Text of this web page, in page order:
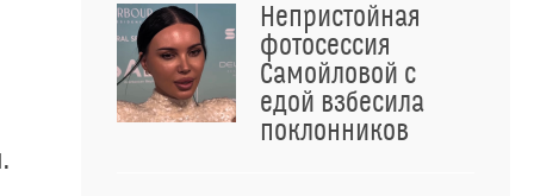
Непристойная
фотосессия
Самойловой с
едой взбесила
поклонников